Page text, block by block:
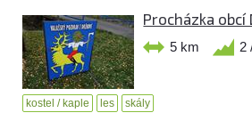
Procházka obcí
5 km 2
kostel / kaple les skály